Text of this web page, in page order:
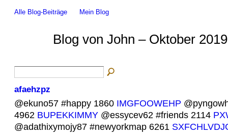
Alle Blog-Beiträge Mein Blog
Blog von John – Oktober
afaehzpz
@ekuno57 #happy 1860 IMGFOOWEHP
4962 BUPEKKIMMY@essycev62 #friends 2114
@adathixymojy87 #newyorkmap 6261